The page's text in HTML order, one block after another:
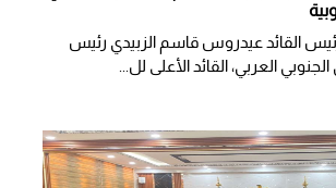
القائد عيدروس قاسم الزبيدي رئيس
العربي، القائد الأعلى لل...